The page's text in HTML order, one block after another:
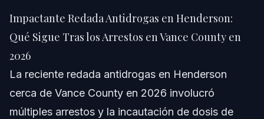
2026
Respuesta Rápida
Comprendiendo la Redada Antidrogas en
Henderson
Impactante Redada Antidrogas en Henderson:
Qué Sigue Tras los Arrestos en Vance County en
2026
La reciente redada antidrogas en Henderson
cerca de Vance County en 2026 involucró
múltiples arrestos y la incautación de dosis de